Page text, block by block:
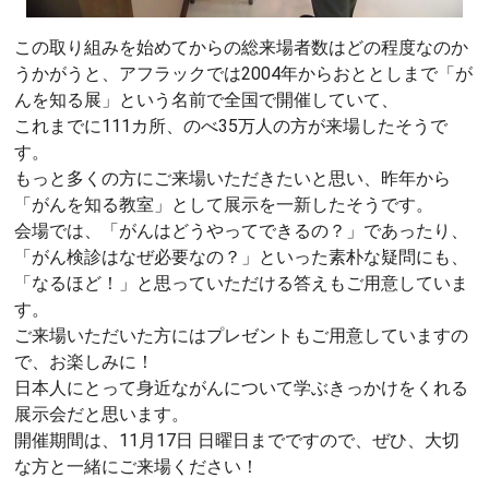
この取り組みを始めてからの総来場者数はどの程度なのか
うかがうと、アフラックでは2004年からおととしまで「が
んを知る展」という名前で全国で開催していて、
これまでに111カ所、のべ35万人の方が来場したそうで
す。
もっと多くの方にご来場いただきたいと思い、昨年から
「がんを知る教室」として展示を一新したそうです。
会場では、「がんはどうやってできるの？」であったり、
「がん検診はなぜ必要なの？」といった素朴な疑問にも、
「なるほど！」と思っていただける答えもご用意していま
す。
ご来場いただいた方にはプレゼントもご用意していますの
で、お楽しみに！
日本人にとって身近ながんについて学ぶきっかけをくれる
展示会だと思います。
開催期間は、11月17日 日曜日までですので、ぜひ、大切
な方と一緒にご来場ください！